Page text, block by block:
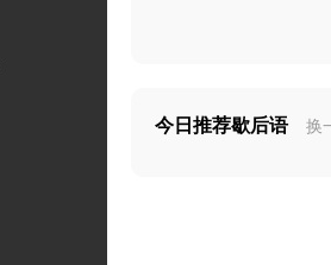
今日推荐歇后语 换